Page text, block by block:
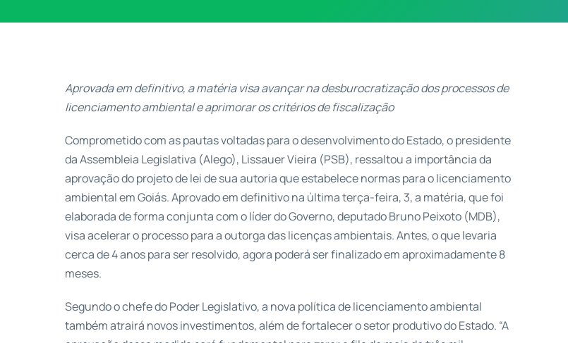
Aprovada em definitivo, a matéria visa avançar na desburocratização dos processos de
licenciamento ambiental e aprimorar os critérios de fiscalização
Comprometido com as pautas voltadas para o desenvolvimento do Estado, o presidente
da Assembleia Legislativa (Alego), Lissauer Vieira (PSB), ressaltou a importância da
aprovação do projeto de lei de sua autoria que estabelece normas para o licenciamento
ambiental em Goiás. Aprovado em definitivo na última terça-feira, 3, a matéria, que foi
elaborada de forma conjunta com o líder do Governo, deputado Bruno Peixoto (MDB),
visa acelerar o processo para a outorga das licenças ambientais. Antes, o que levaria
cerca de 4 anos para ser resolvido, agora poderá ser finalizado em aproximadamente 8
meses.
Segundo o chefe do Poder Legislativo, a nova política de licenciamento ambiental
também atrairá novos investimentos, além de fortalecer o setor produtivo do Estado. “A